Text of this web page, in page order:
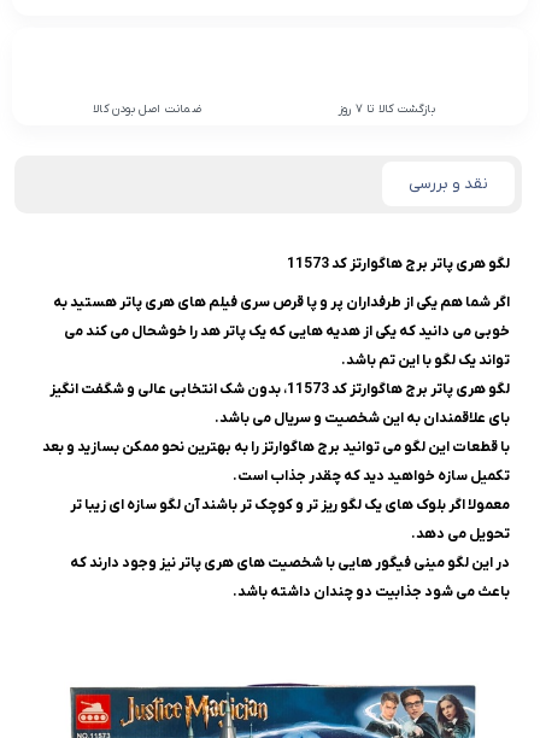
بازگشت کالا تا 7 روز ضمانت اصل بودن کالا
نقد و بررسی
لگو هری پاتر برج هاگوارتز کد 11573
اگر شما هم یکی از طرفداران پر و پا قرص سری فیلم های هری پاتر هستید به
خوبی می دانید کهیکی از هدیه هایی که یک پاتر هد را خوشحال می کند می
تواند یک لگو با این تم باشد.
لگو هری پاتر برج هاگوارتز کد 11573، بدون شک انتخابی عالی و شگفت انگیز
بای علاقمندان به این شخصیت و سریال می باشد.
با قطعات این لگو می توانید برج هاگوارتز را به بهترین نحو ممکن بسازید و بعد
تکمیل سازه خواهید دید که چقدر جذاب است.
معمولا اگر بلوک های یک لگو ریز تر و کوچک تر باشند آن لگو سازه ای زیبا تر
تحویل می دهد.
در این لگو مینی فیگور هایی با شخصیت های هری پاتر نیز وجود دارند که
باعث می شود جذابیت دو چندان داشته باشد.